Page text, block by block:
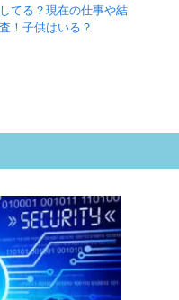
てる？現在の仕事や結
！子供はいる？